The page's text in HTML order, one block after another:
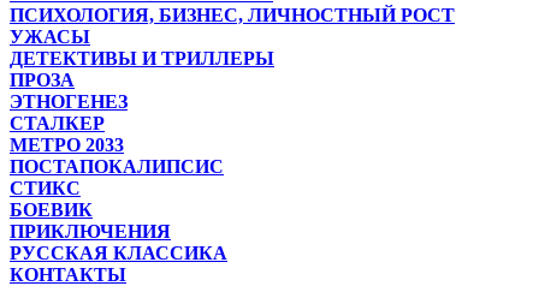
ПСИХОЛОГИЯ, БИЗНЕС, ЛИЧНОСТНЫЙ РОСТ
УЖАСЫ
ДЕТЕКТИВЫ И ТРИЛЛЕРЫ
ПРОЗА
ЭТНОГЕНЕЗ
СТАЛКЕР
МЕТРО 2033
ПОСТАПОКАЛИПСИС
СТИКС
БОЕВИК
ПРИКЛЮЧЕНИЯ
РУССКАЯ КЛАССИКА
КОНТАКТЫ